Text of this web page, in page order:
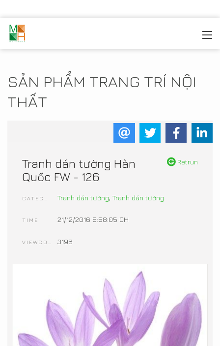
SẢN PHẨM TRANG TRÍ NỘI
THẤT
Retrun
Tranh dán tường Hàn
Quốc FW - 126
Tranh dán tường, Tranh dán tường
TIME 21/12/2016 5:58:05 CH
3196